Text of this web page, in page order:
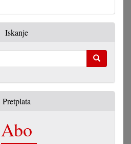
Iskanje
Pretplata
Abo